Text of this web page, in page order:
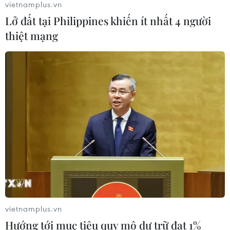
CƠ QUAN CHỦ QUẢN: THÔNG TẤN XÃ VIỆT NAM
Tổng Biên tập: TRẦN TIẾN DUẨN
Phó Tổng Biên tập: NGUYỄN THỊ TÁM, KHÚC THANH
Sở hữu trí tuệ
Quy định sử dụng
RSS
Hỗ trợ
Ngôn ngữ
TTXVN
Dịch vụ tin
vietnamplus.vn
Lở đất tại Philippines khiến ít nhất 4 người
thiệt mạng
vietnamplus.vn
Hướng tới mục tiêu quy mô dự trữ đạt 1%